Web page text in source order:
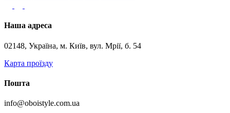
Наша адреса
02148, Україна, м. Київ, вул. Мрії, б. 54
Карта проїзду
Пошта
info@oboistyle.com.ua